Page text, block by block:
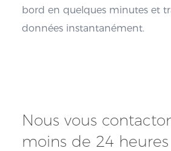
bord en quelques minutes et
données instantanément.
Nous vous
moins de 24 heures